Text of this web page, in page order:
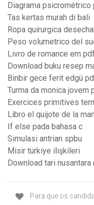
Diagrama psicrométrico
Tas kertas murah di bali
Ropa quirurgica
Peso volumetrico del
Livro de romance em
Download buku resep
Binbir gece ferit edgü
Turma da monica jovem
Exercices primitives
Libro el quijote de la
If else pada bahasa c
Simulasi antrian spbu
Misir türkiye ilişkileri
Download tari nusantara
Para que os